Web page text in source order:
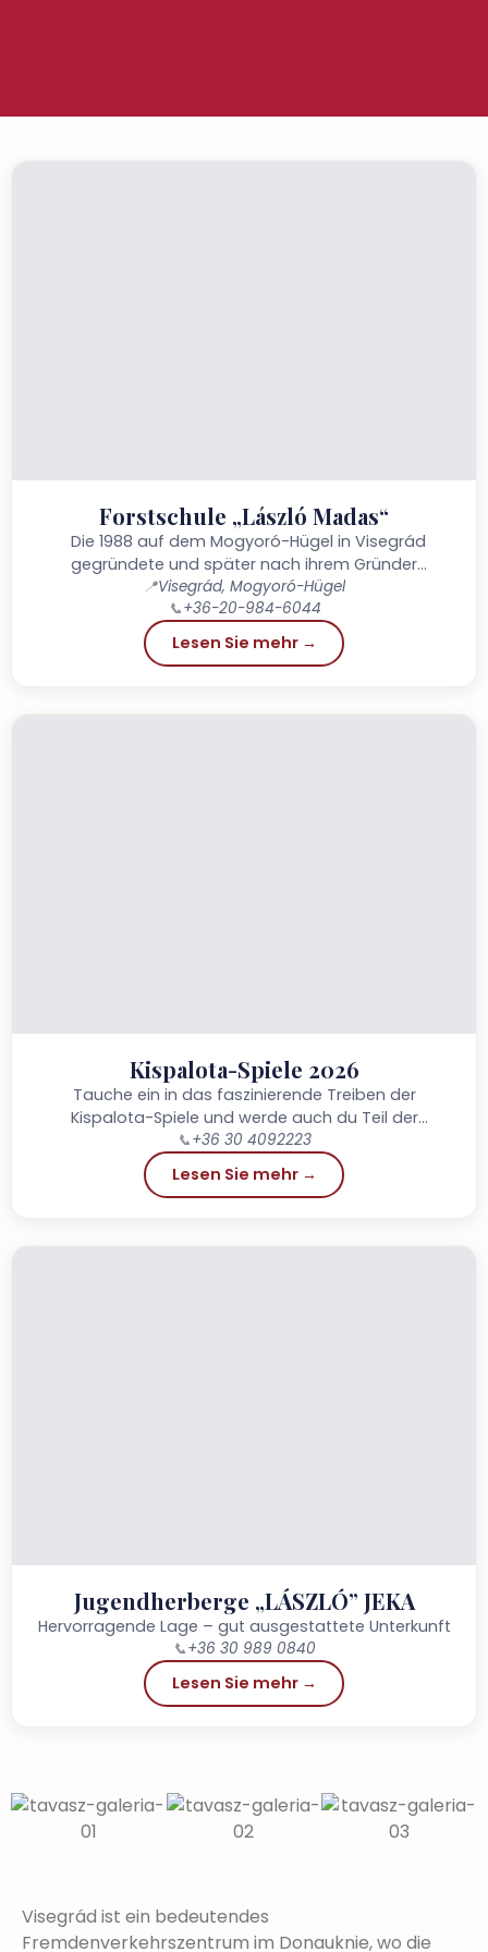
Forstschule „László Madas“
Die 1988 auf dem Mogyoró-Hügel in Visegrád
gegründete und später nach ihrem Gründer
benannte „László Madas Forstschule“ ist in Ungarn
und Europa...
📍Visegrád, Mogyoró-Hügel
📞+36-20-984-6044
Lesen Sie mehr →
Kispalota-Spiele 2026
Tauche ein in das faszinierende Treiben der
Kispalota-Spiele und werde auch du Teil der
Geschichte!
📞+36 30 4092223
Lesen Sie mehr →
Jugendherberge „LÁSZLÓ” JEKA
Hervorragende Lage – gut ausgestattete Unterkunft
📞+36 30 989 0840
Lesen Sie mehr →
Visegrád ist ein bedeutendes
Fremdenverkehrszentrum im Donauknie, wo die